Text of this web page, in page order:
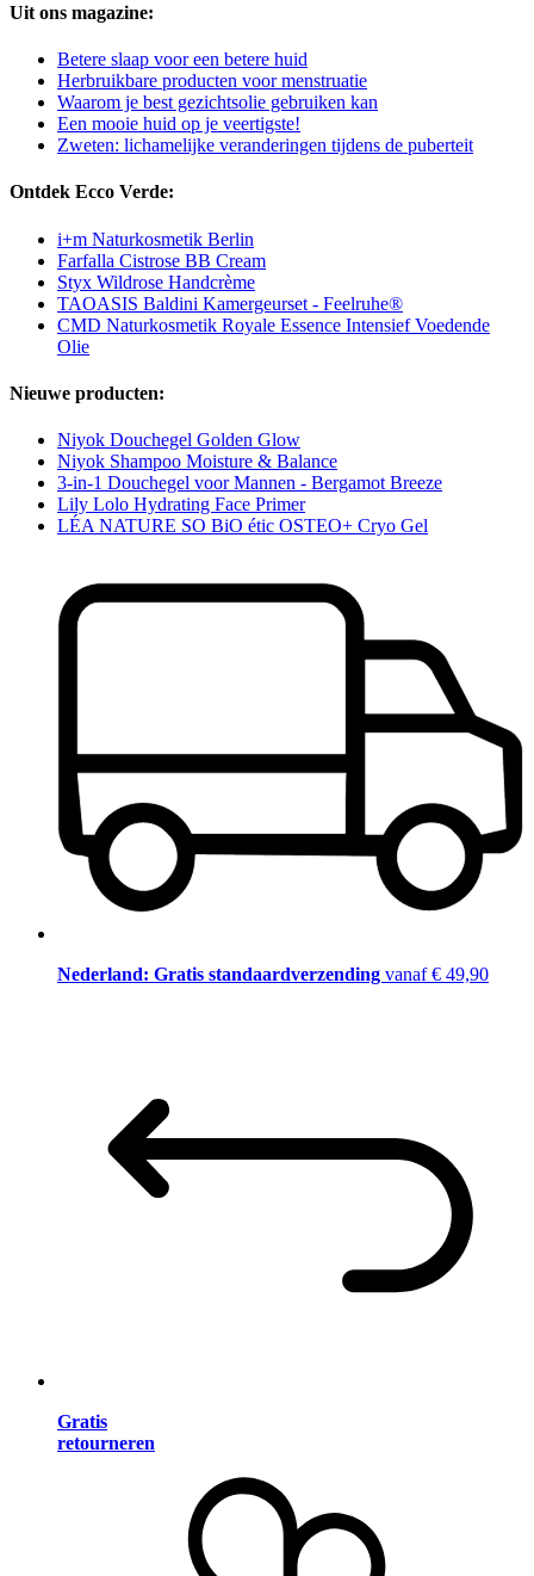
Uit ons magazine:
Betere slaap voor een betere huid
Herbruikbare producten voor menstruatie
Waarom je best gezichtsolie gebruiken kan
Een mooie huid op je veertigste!
Zweten: lichamelijke veranderingen tijdens de puberteit
Ontdek Ecco Verde:
i+m Naturkosmetik Berlin
Farfalla Cistrose BB Cream
Styx Wildrose Handcrème
TAOASIS Baldini Kamergeurset - Feelruhe®
CMD Naturkosmetik Royale Essence Intensief Voedende
Olie
Nieuwe producten:
Niyok Douchegel Golden Glow
Niyok Shampoo Moisture & Balance
3-in-1 Douchegel voor Mannen - Bergamot Breeze
Lily Lolo Hydrating Face Primer
LÉA NATURE SO BiO étic OSTEO+ Cryo Gel
Nederland: Gratis standaardverzending vanaf € 49,90
Gratis
retourneren